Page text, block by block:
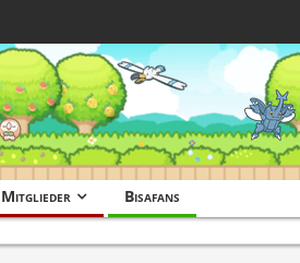
Mitglieder Bisafans